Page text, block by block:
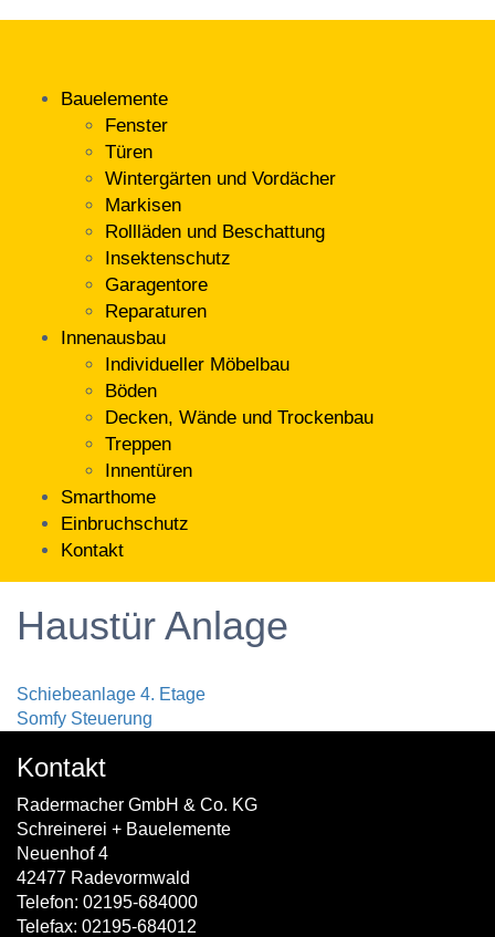
Bauelemente
Fenster
Türen
Wintergärten und Vordächer
Markisen
Rollläden und Beschattung
Insektenschutz
Garagentore
Reparaturen
Innenausbau
Individueller Möbelbau
Böden
Decken, Wände und Trockenbau
Treppen
Innentüren
Smarthome
Einbruchschutz
Kontakt
Haustür Anlage
Beitragsnavigation
Schiebeanlage 4. Etage
Somfy Steuerung
Kontakt
Radermacher GmbH & Co. KG
Schreinerei + Bauelemente
Neuenhof 4
42477 Radevormwald
Telefon: 02195-684000
Telefax: 02195-684012